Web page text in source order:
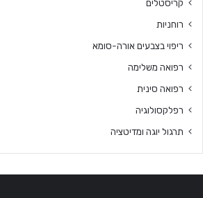
קריסטלים
רוחניות
ריפוי בצבעים אורה-סומא
רפואה משלימה
רפואה סינית
רפלקסולוגיה
תרגול יוגה ומדיטציה